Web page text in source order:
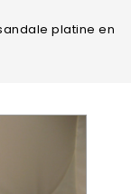
platine en